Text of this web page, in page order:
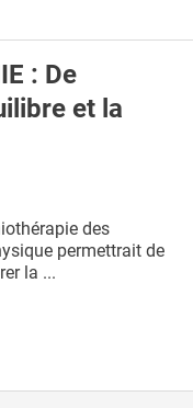
: De
et la
des
permettrait de
la ...